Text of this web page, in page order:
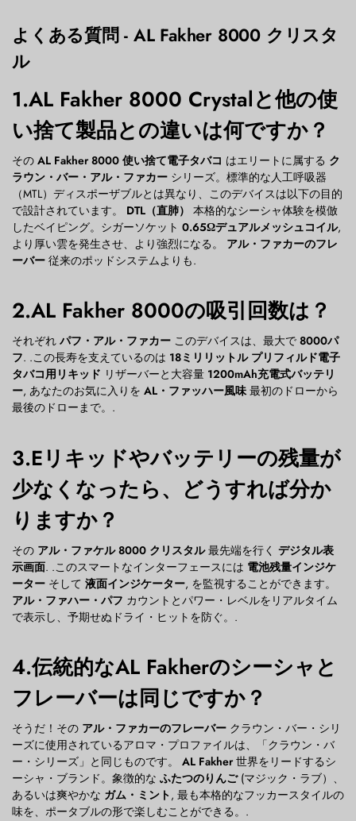
よくある質問 - AL Fakher 8000 クリスタ
ル
1.AL Fakher 8000 Crystalと他の使
い捨て製品との違いは何ですか？
その AL Fakher 8000 使い捨て電子タバコ はエリートに属する ク
ラウン・バー・アル・ファカー シリーズ。標準的な人工呼吸器
（MTL）ディスポーザブルとは異なり、このデバイスは以下の目的
で設計されています。 DTL（直肺） 本格的なシーシャ体験を模倣
したベイピング。シガーソケット 0.65Ωデュアルメッシュコイル,
より厚い雲を発生させ、より強烈になる。 アル・ファカーのフレ
ーバー 従来のポッドシステムよりも.
2.AL Fakher 8000の吸引回数は？
それぞれ パフ・アル・ファカー このデバイスは、最大で 8000パ
フ. .この長寿を支えているのは 18ミリリットル プリフィルド電子
タバコ用リキッド リザーバーと大容量 1200mAh充電式バッテリ
ー, あなたのお気に入りを AL・ファッハー風味最初のドローから
最後のドローまで。.
3.Eリキッドやバッテリーの残量が
少なくなったら、どうすれば分か
りますか？
その アル・ファケル 8000 クリスタル最先端を行く デジタル表
示画面. .このスマートなインターフェースには 電池残量インジケ
ーター そして 液面インジケーター, を監視することができます。
アル・ファハー・パフ カウントとパワー・レベルをリアルタイム
で表示し、予期せぬドライ・ヒットを防ぐ。.
4.伝統的なAL Fakherのシーシャと
フレーバーは同じですか？
そうだ！その アル・ファカーのフレーバー クラウン・バー・シリ
ーズに使用されているアロマ・プロファイルは、「クラウン・バ
ー・シリーズ」と同じものです。 AL Fakher 世界をリードするシ
ーシャ・ブランド。象徴的な ふたつのりんご(マジック・ラブ）、
あるいは爽やかな ガム・ミント, 最も本格的なフッカースタイルの
味を、ポータブルの形で楽しむことができる。.